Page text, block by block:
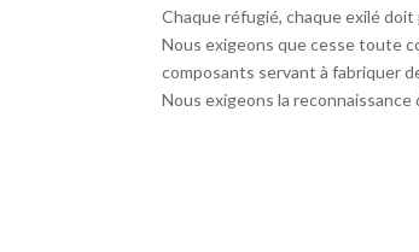
Chaque réfugié, chaque exilé
Nous exigeons que cesse toute
composants servant à fabriquer
Nous exigeons la reconnaissance